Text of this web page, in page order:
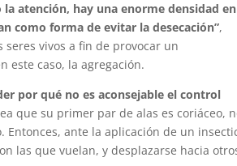
atención, hay una enorme densidad
como forma de evitar la desecación”,
seres vivos a fin de provocar un
este caso, la agregación.
por qué no es aconsejable el control
que su primer par de alas es coriáceo,
ante la aplicación de un
las que vuelan, y desplazarse hacia